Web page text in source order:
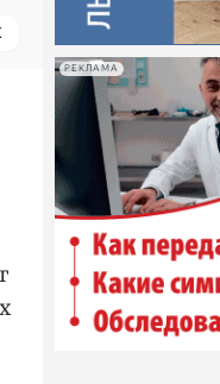
РЕКЛАМА